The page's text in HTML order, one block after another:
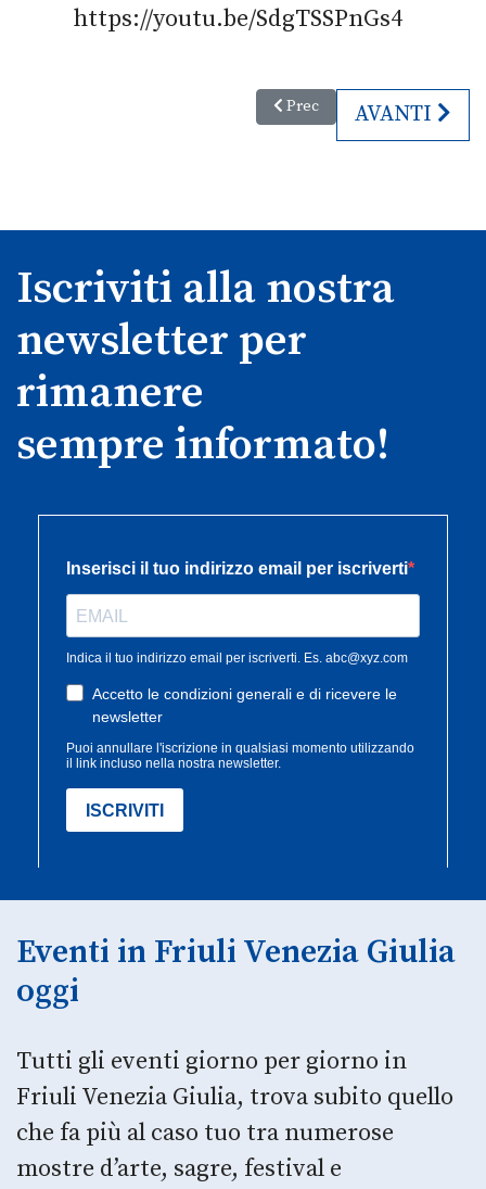
https://youtu.be/SdgTSSPnGs4
Articolo precedente: Sci in
Prec ARTICOLO
AVANTI
Iscriviti alla nostra
newsletter per
rimanere
sempre informato!
Eventi in Friuli Venezia Giulia
oggi
Tutti gli eventi giorno per giorno in
Friuli Venezia Giulia, trova subito quello
che fa più al caso tuo tra numerose
mostre d’arte, sagre, festival e